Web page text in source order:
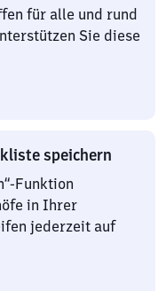
für alle und rund
Sie diese
speichern
Funktion
in Ihrer
jederzeit auf